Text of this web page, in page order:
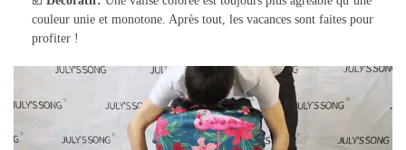
couleur unie et monotone. Après tout, les vacances sont faites pour
profiter !